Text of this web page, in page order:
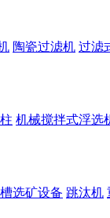
陶瓷过滤机 过滤
机械搅拌式浮选
选矿设备 跳汰机